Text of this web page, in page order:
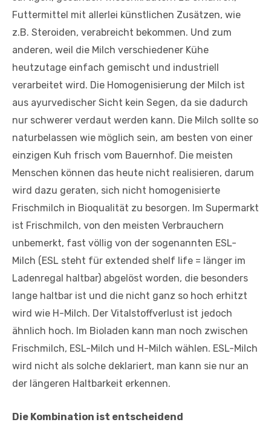
Futtermittel mit allerlei künstlichen Zusätzen, wie
z.B. Steroiden, verabreicht bekommen. Und zum
anderen, weil die Milch verschiedener Kühe
heutzutage einfach gemischt und industriell
verarbeitet wird. Die Homogenisierung der Milch ist
aus ayurvedischer Sicht kein Segen, da sie dadurch
nur schwerer verdaut werden kann. Die Milch sollte so
naturbelassen wie möglich sein, am besten von einer
einzigen Kuh frisch vom Bauernhof. Die meisten
Menschen können das heute nicht realisieren, darum
wird dazu geraten, sich nicht homogenisierte
Frischmilch in Bioqualität zu besorgen. Im Supermarkt
ist Frischmilch, von den meisten Verbrauchern
unbemerkt, fast völlig von der sogenannten ESL-
Milch (ESL steht für extended shelf life = länger im
Ladenregal haltbar) abgelöst worden, die besonders
lange haltbar ist und die nicht ganz so hoch erhitzt
wird wie H-Milch. Der Vitalstoffverlust ist jedoch
ähnlich hoch. Im Bioladen kann man noch zwischen
Frischmilch, ESL-Milch und H-Milch wählen. ESL-Milch
wird nicht als solche deklariert, man kann sie nur an
der längeren Haltbarkeit erkennen.
Die Kombination ist entscheidend